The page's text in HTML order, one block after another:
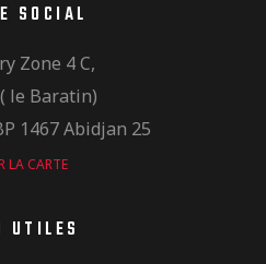
SOCIAL
Zone 4 C,
le Baratin)
1467 Abidjan 25
LA CARTE
UTILES